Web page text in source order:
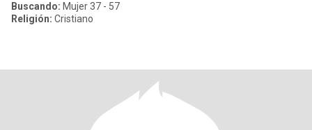
Buscando: Mujer 37 - 57
Religión: Cristiano